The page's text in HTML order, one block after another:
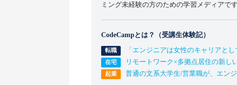
ミング未経験の方のための学習メディアです
CodeCampとは？（受講生体験記）
「エンジニアは女性のキャリアと
リモートワーク×多拠点居住の新し
普通の文系大学生/営業職が、エン